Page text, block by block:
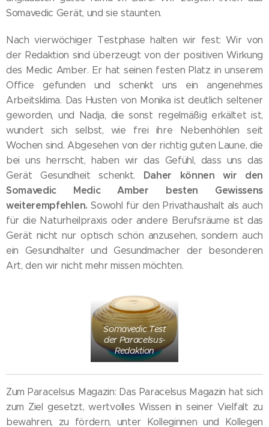
Somavedic Gerät, und sie staunten.
Nach vierwöchiger Testphase halten wir fest: Wir von
der Redaktion sind überzeugt von der positiven Wirkung
des Medic Amber. Er hat seinen festen Platz in unserem
Office gefunden und schenkt uns ein angenehmes
Arbeitsklima. Das Husten von Monika ist deutlich seltener
geworden, und Nadja, die sonst regelmäßig erkältet ist,
wundert sich selbst, wie frei ihre Nebenhöhlen seit
Wochen sind. Abgesehen von der richtig guten Laune, die
bei uns herrscht, haben wir das Gefühl, dass uns das
Gerät Gesundheit schenkt. Daher können wir den
Somavedic Medic Amber besten Gewissens
weiterempfehlen. Sowohl für den Privathaushalt als auch
für die Naturheilpraxis oder andere Berufsräume ist das
Gerät nicht nur optisch schön anzusehen, sondern auch
ein Gesundhalter und Gesundmacher der besonderen
Art, den wir nicht mehr missen möchten.
Somavedic Test
der Paracelsus-
Redaktion
Zum Paracelsus Magazin: Das Paracelsus Magazin hat sich
zum Ziel gesetzt, wertvolles Wissen in seiner Vielfalt zu
bewahren, zu fördern, unter Kolleginnen und Kollegen